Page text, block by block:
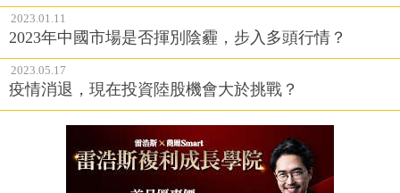
2023.01.11
2023年中國市場是否揮別陰霾，步入多頭行情？
2023.05.17
疫情消退，現在投資陸股機會大於挑戰？